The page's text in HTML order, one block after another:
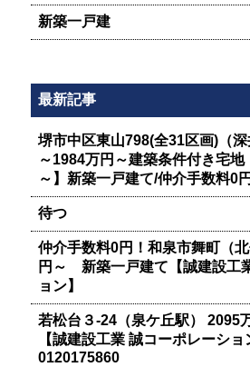
新築一戸建
最新記事
堺市中区東山798(全31区画)（
～1984万円～建築条件付き宅
～】新築一戸建て/仲介手数料0
待つ
仲介手数料0円！和泉市舞町（
円～ 新築一戸建て【誠建設工
ョン】
若松台３-24（泉ケ丘駅） 2095
【誠建設工業 誠コーポレーショ
0120175860